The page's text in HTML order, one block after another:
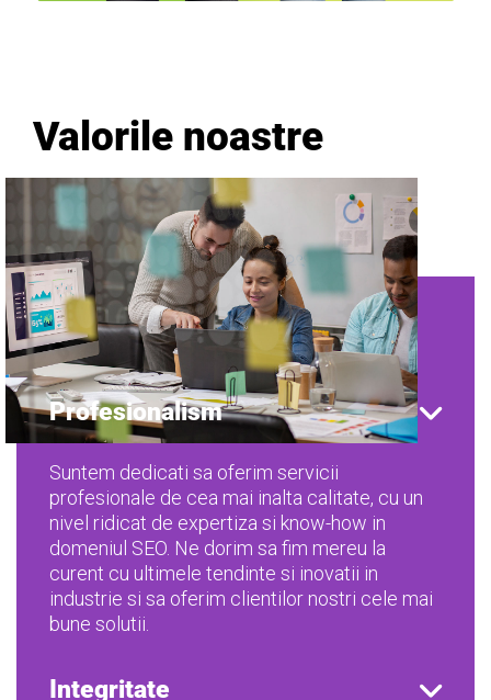
Valorile noastre
Profesionalism
Suntem dedicati sa oferim servicii
profesionale de cea mai inalta calitate, cu un
nivel ridicat de expertiza si know-how in
domeniul SEO. Ne dorim sa fim mereu la
curent cu ultimele tendinte si inovatii in
industrie si sa oferim clientilor nostri cele mai
bune solutii.
Integritate